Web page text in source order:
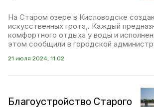
На Старом озере в Кисловодске
искусственных грота,. Каждый
комфортного отдыха у воды и
этом сообщили в городской
21 июля 2024, 11:02
Благоустройство Старого